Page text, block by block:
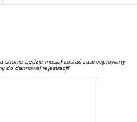
stronie będzie musiał zostać zaakceptowany
do darmowej rejestracji!